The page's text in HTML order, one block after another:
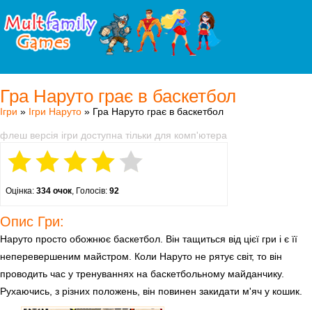
Гра Наруто грає в баскетбол
Ігри » Ігри Наруто » Гра Наруто грає в баскетбол
флеш версія ігри доступна тільки для комп'ютера
Оцінка: 334 очок, Голосів: 92
Опис Гри:
Наруто просто обожнює баскетбол. Він тащиться від цієї гри і є її
неперевершеним майстром. Коли Наруто не рятує світ, то він
проводить час у тренуваннях на баскетбольному майданчику.
Рухаючись, з різних положень, він повинен закидати м'яч у кошик.